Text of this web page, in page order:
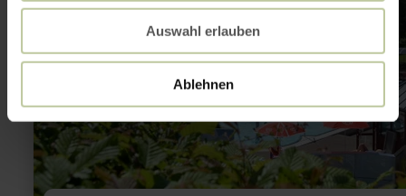
Auswahl erlauben
Ablehnen